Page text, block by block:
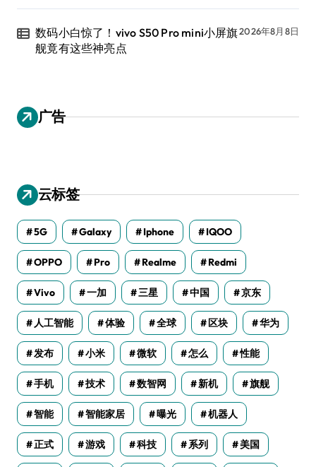
数码小白惊了！vivo S50 Pro mini小屏旗
舰竟有这些神亮点
2026年8月8日
广告
云标签
5G Galaxy Iphone IQOO
OPPO Pro Realme Redmi
Vivo 一加 三星 中国 京东
人工智能 体验 全球 区块 华为
发布 小米 微软 怎么 性能
手机 技术 数智网 新机 旗舰
智能 智能家居 曝光 机器人
正式 游戏 科技 系列 美国